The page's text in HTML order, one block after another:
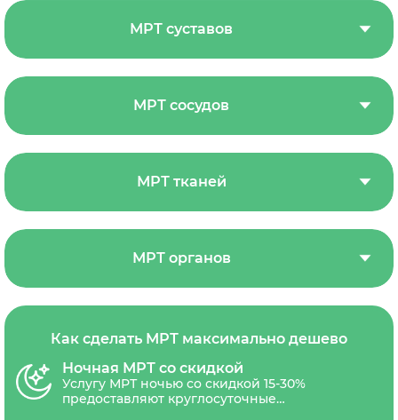
МРТ суставов
МРТ сосудов
МРТ тканей
МРТ органов
Как сделать МРТ максимально дешево
Ночная МРТ со скидкой
Услугу МРТ ночью со скидкой 15-30%
предоставляют круглосуточные